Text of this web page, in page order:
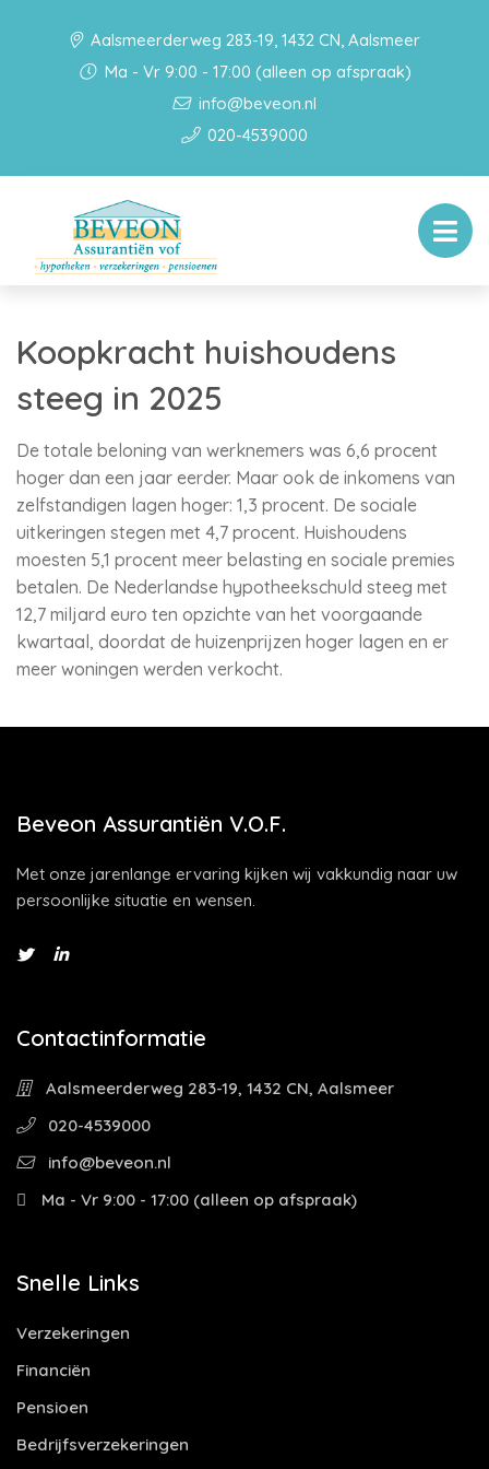
Aalsmeerderweg 283-19, 1432 CN, Aalsmeer
Ma - Vr 9:00 - 17:00 (alleen op afspraak)
info@beveon.nl
020-4539000
Koopkracht huishoudens
steeg in 2025
De totale beloning van werknemers was 6,6 procent
hoger dan een jaar eerder. Maar ook de inkomens van
zelfstandigen lagen hoger: 1,3 procent. De sociale
uitkeringen stegen met 4,7 procent. Huishoudens
moesten 5,1 procent meer belasting en sociale premies
betalen. De Nederlandse hypotheekschuld steeg met
12,7 miljard euro ten opzichte van het voorgaande
kwartaal, doordat de huizenprijzen hoger lagen en er
meer woningen werden verkocht.
Beveon Assurantiën V.O.F.
Met onze jarenlange ervaring kijken wij vakkundig naar uw
persoonlijke situatie en wensen.
Contactinformatie
Aalsmeerderweg 283-19, 1432 CN, Aalsmeer
020-4539000
info@beveon.nl
Ma - Vr 9:00 - 17:00 (alleen op afspraak)
Snelle Links
Verzekeringen
Financiën
Pensioen
Bedrijfsverzekeringen